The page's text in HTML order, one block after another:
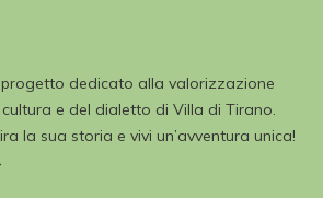
progetto dedicato alla valorizzazione
e del dialetto di Villa di Tirano.
la sua storia e vivi un’avventura unica!